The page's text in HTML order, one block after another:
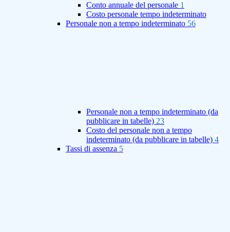
Conto annuale del personale 1
Costo personale tempo indeterminato
Personale non a tempo indeterminato 56
Personale non a tempo indeterminato (da
pubblicare in tabelle) 23
Costo del personale non a tempo
indeterminato (da pubblicare in tabelle) 4
Tassi di assenza 5